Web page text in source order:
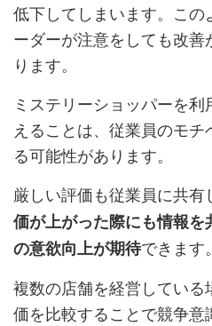
低下してしまいます。この
ーダーが注意をしても改
ります。
ミステリーショッパーを
えることは、従業員のモ
る可能性があります。
厳しい評価も従業員に共有
価が上がった際にも情報を
の意欲向上が期待できます。
複数の店舗を経営してい
価を比較することで競争意